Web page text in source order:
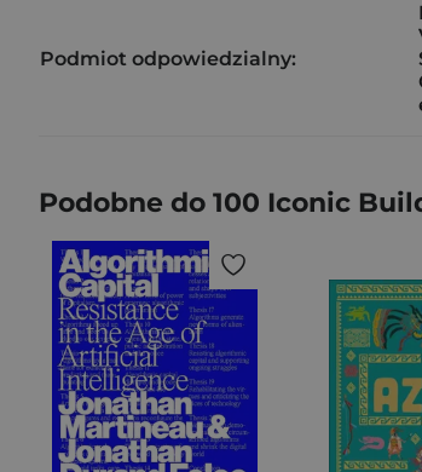
Podmiot odpowiedzialny:
Podobne do 100 Iconic